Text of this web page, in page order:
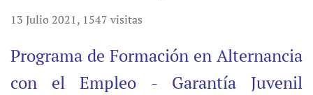
13 Julio 2021, 1547 visitas
Programa de Formación en Alternancia
con el Empleo - Garantía Juvenil